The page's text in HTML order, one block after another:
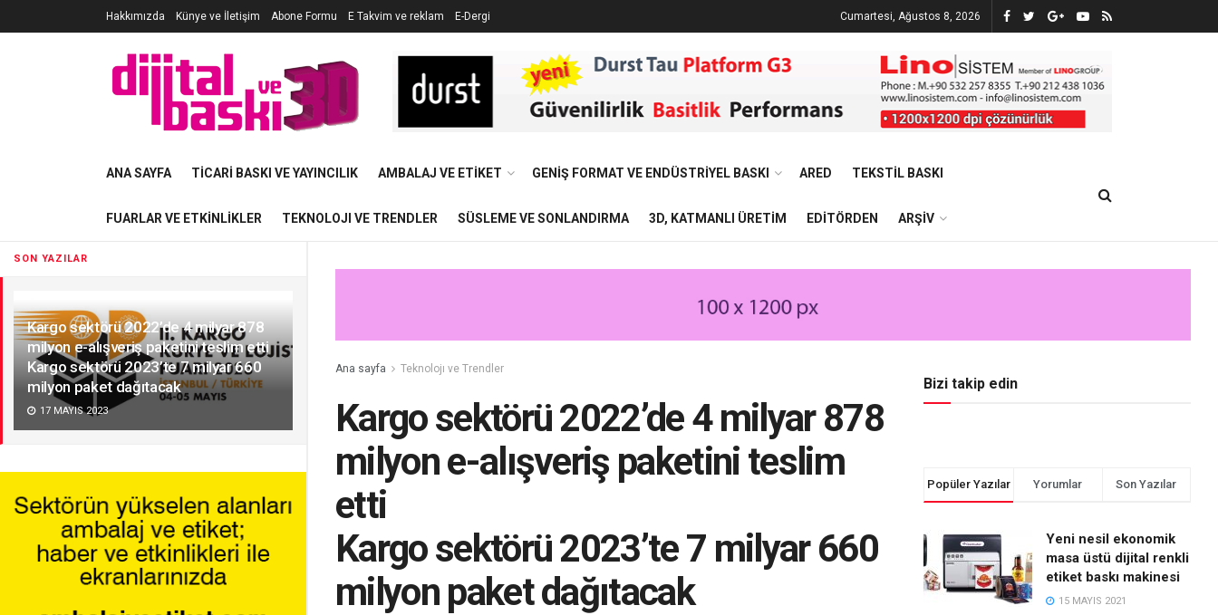
SON YAZILAR
Kargo sektörü 2022’de 4 milyar 878
milyon e-alışveriş paketini teslim etti
Kargo sektörü 2023’te 7 milyar 660
milyon paket dağıtacak
17 MAYIS 2023
Hakkımızda Künye ve İletişim Abone Formu E Takvim ve reklam E-Dergi Cumartesi, Ağustos 8, 2026
ANA SAYFA TICARI BASKI VE YAYINCILIK AMBALAJ VE ETIKET GENIŞ FORMAT VE ENDÜSTRIYEL BASKI ARED TEKSTIL BASKI
FUARLAR VE ETKINLIKLER TEKNOLOJI VE TRENDLER SÜSLEME VE SONLANDIRMA 3D, KATMANLI ÜRETIM EDITÖRDEN ARŞIV
Ana sayfa Teknolojı ve Trendler
Kargo sektörü 2022’de 4 milyar 878
milyon e-alışveriş paketini teslim
etti
Kargo sektörü 2023’te 7 milyar 660
milyon paket dağıtacak
Bizi takip edin
Popüler Yazılar Yorumlar Son Yazılar
Yeni nesil ekonomik
masa üstü dijital renkli
etiket baskı makinesi
15 MAYIS 2021